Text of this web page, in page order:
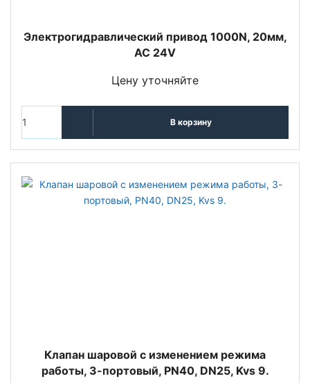
Электрогидравлический привод 1000N, 20мм,
AC 24V
Цену уточняйте
В корзину
Клапан шаровой с изменением режима
работы, 3-портовый, РN40, DN25, Kvs 9.